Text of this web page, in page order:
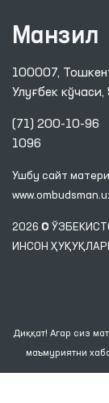
Манзил
100007,
Улуғбек
(71) 200-10-96
1096
Ушбу сайт
2026 ©
ИНСОН
Диққат! Агар сиз
маъмуриятни